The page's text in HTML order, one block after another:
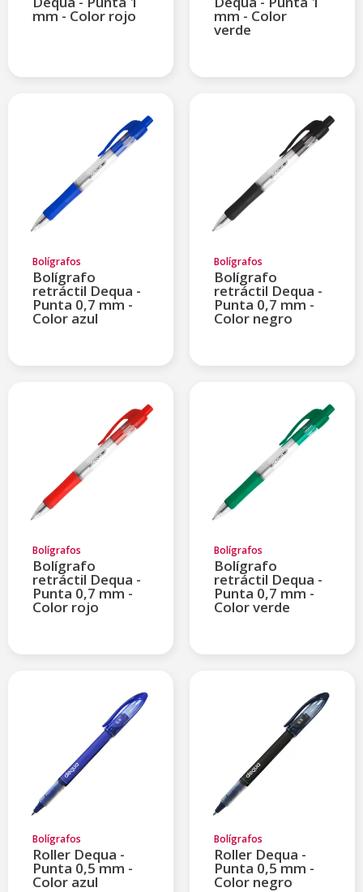
mm - Color rojo mm - Color
verde
Bolígrafos
Bolígrafo
retráctil Dequa -
Punta 0,7 mm -
Color azul
Bolígrafos
Bolígrafo
retráctil Dequa -
Punta 0,7 mm -
Color negro
Bolígrafos
Bolígrafo
retráctil Dequa -
Punta 0,7 mm -
Color rojo
Bolígrafos
Bolígrafo
retráctil Dequa -
Punta 0,7 mm -
Color verde
Bolígrafos
Roller Dequa -
Punta 0,5 mm -
Color azul
Bolígrafos
Roller Dequa -
Punta 0,5 mm -
Color negro